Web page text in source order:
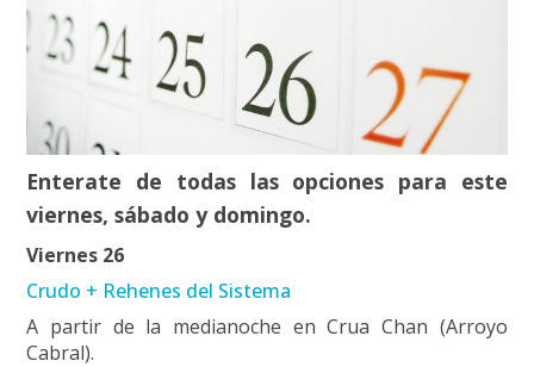
Enterate de todas las opciones para este
viernes, sábado y domingo.
Viernes 26
Crudo + Rehenes del Sistema
A partir de la medianoche en Crua Chan (Arroyo
Cabral).